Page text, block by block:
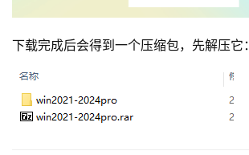
下载完成后会得到一个压缩包，先解压它：